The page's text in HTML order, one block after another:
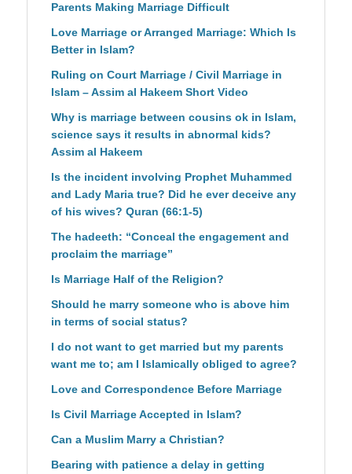
Parents Making Marriage Difficult
Love Marriage or Arranged Marriage: Which Is
Better in Islam?
Ruling on Court Marriage / Civil Marriage in
Islam – Assim al Hakeem Short Video
Why is marriage between cousins ok in Islam,
science says it results in abnormal kids?
Assim al Hakeem
Is the incident involving Prophet Muhammed
and Lady Maria true? Did he ever deceive any
of his wives? Quran (66:1-5)
The hadeeth: “Conceal the engagement and
proclaim the marriage”
Is Marriage Half of the Religion?
Should he marry someone who is above him
in terms of social status?
I do not want to get married but my parents
want me to; am I Islamically obliged to agree?
Love and Correspondence Before Marriage
Is Civil Marriage Accepted in Islam?
Can a Muslim Marry a Christian?
Bearing with patience a delay in getting